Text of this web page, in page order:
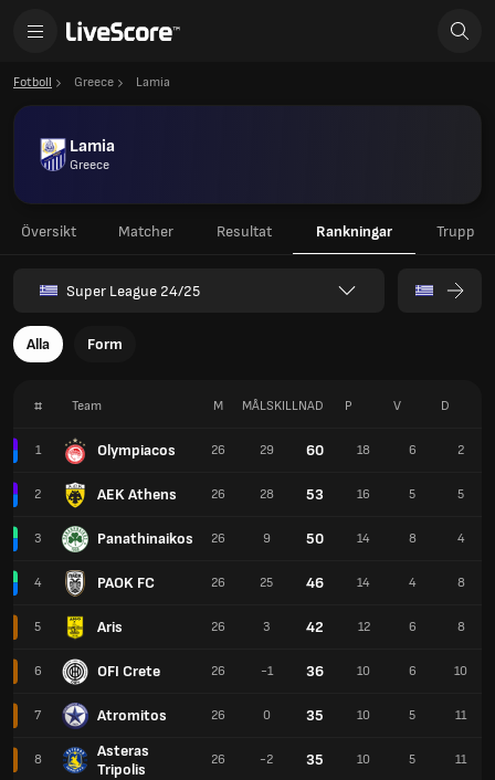
Fotboll Greece Lamia
Lamia
Greece
Översikt Matcher Resultat Rankningar Trupp
Super League 24/25
Alla Form
# Team
1 Olympiacos
2 AEK Athens
3 Panathinaikos
4 PAOK FC
5 Aris
6 OFI Crete
7 Atromitos
8
Asteras
Tripolis
M MÅLSKILLNAD P V D
26 29 60 18 6 2
26 28 53 16 5 5
26 9 50 14 8 4
26 25 46 14 4 8
26 3 42 12 6 8
26 -1 36 10 6 10
26 0 35 10 5 11
26 -2 35 10 5 11